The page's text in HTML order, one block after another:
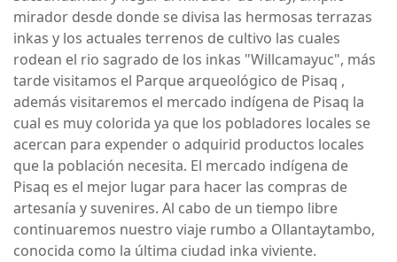
mirador desde donde se divisa las hermosas terrazas
inkas y los actuales terrenos de cultivo las cuales
rodean el rio sagrado de los inkas "Willcamayuc", más
tarde visitamos el Parque arqueológico de Pisaq ,
además visitaremos el mercado indígena de Pisaq la
cual es muy colorida ya que los pobladores locales se
acercan para expender o adquirid productos locales
que la población necesita. El mercado indígena de
Pisaq es el mejor lugar para hacer las compras de
artesanía y suvenires. Al cabo de un tiempo libre
continuaremos nuestro viaje rumbo a Ollantaytambo,
conocida como la última ciudad inka viviente.